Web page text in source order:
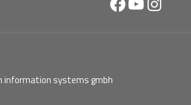
information systems gmbh